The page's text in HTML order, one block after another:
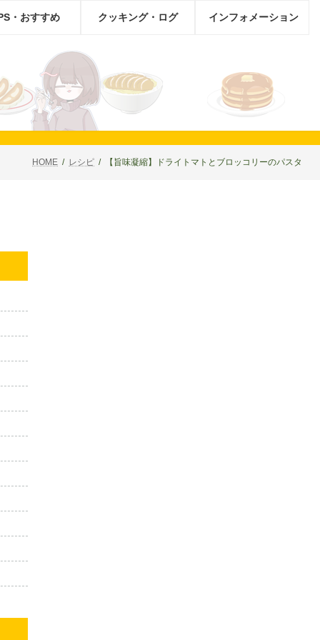
・おすすめ クッキング・ログ インフォメーション
HOME レシピ 【旨味凝縮】ドライトマトとブロッコリーのパスタ